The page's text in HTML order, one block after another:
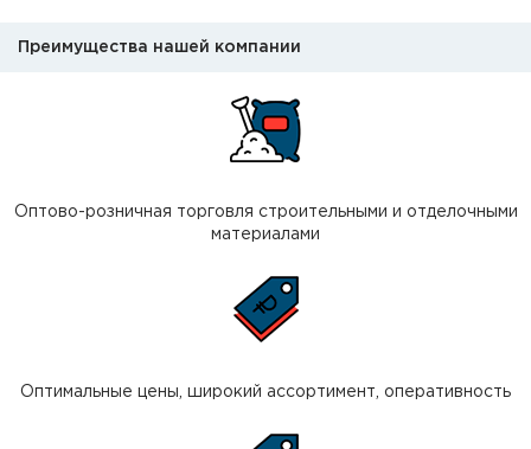
Преимущества нашей компании
Оптово-розничная торговля строительными и отделочными
материалами
Оптимальные цены, широкий ассортимент, оперативность